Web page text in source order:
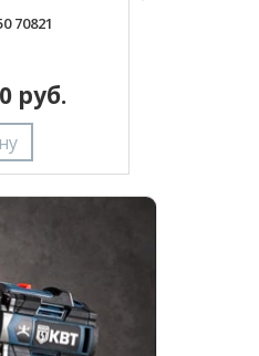
70821
руб.